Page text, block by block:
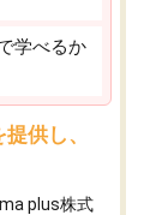
学べるか
供し、
plus株式